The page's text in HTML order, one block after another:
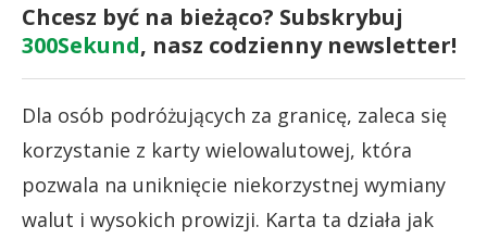
Chcesz być na bieżąco? Subskrybuj
300Sekund, nasz codzienny newsletter!
Dla osób podróżujących za granicę, zaleca się
korzystanie z karty wielowalutowej, która
pozwala na uniknięcie niekorzystnej wymiany
walut i wysokich prowizji. Karta ta działa jak